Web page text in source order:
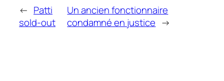
← Patti
sold-out
Un ancien fonctionnaire
condamné en justice →